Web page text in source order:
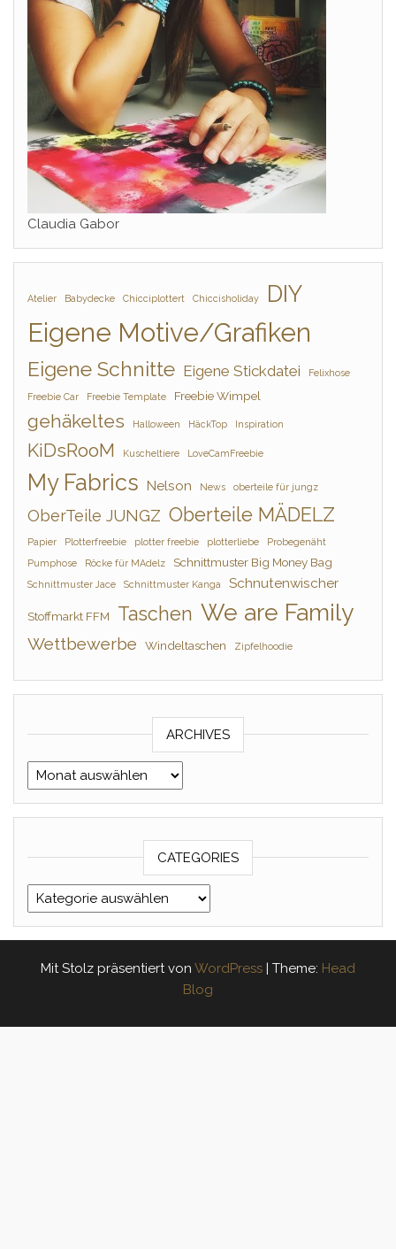
Claudia Gabor
Atelier Babydecke Chicciplottert Chiccisholiday DIY
Eigene Motive/Grafiken
Eigene Schnitte Eigene Stickdatei Felixhose
Freebie Car Freebie Template Freebie Wimpel
gehäkeltes Halloween HäckTop Inspiration
KiDsRooM Kuscheltiere LoveCamFreebie
My Fabrics Nelson News oberteile für jungz
OberTeile JUNGZ Oberteile MÄDELZ
Papier Plotterfreebie plotter freebie plotterliebe
Probegenäht
Pumphose
Röcke für MAdelz Schnittmuster Big Money Bag
Schnittmuster Jace Schnittmuster Kanga Schnutenwischer
Stoffmarkt FFM Taschen We are Family
Wettbewerbe Windeltaschen Zipfelhoodie
ARCHIVES
Archives
CATEGORIES
Categories
Mit Stolz präsentiert von WordPress | Theme: Head
Blog